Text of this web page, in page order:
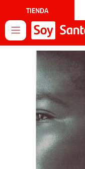
TIENDA
